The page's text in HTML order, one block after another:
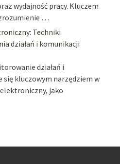
wydajność pracy. Kluczem
…
Techniki
działań i komunikacji
działań i
kluczowym narzędziem w
jako